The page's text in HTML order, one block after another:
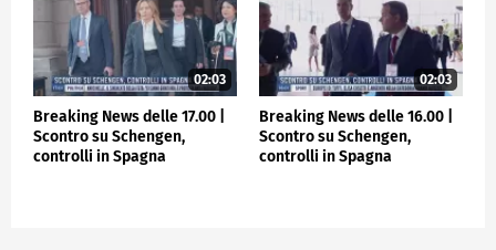
02:03
Breaking News delle 17.00 |
Scontro su Schengen,
controlli in Spagna
02:03
Breaking News delle 16.00 |
Scontro su Schengen,
controlli in Spagna